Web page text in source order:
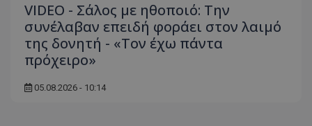
VIDEO - Σάλος με ηθοποιό: Την
συνέλαβαν επειδή φοράει στον λαιμό
της δονητή - «Τον έχω πάντα
πρόχειρο»
05.08.2026 - 10:14
CookieScriptConsent
CookieScript
www.tothemaonline.com